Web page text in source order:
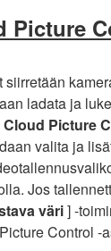
Picture
siirretään
ladata ja
Picture
valita ja
Jos
väri] -
Control -